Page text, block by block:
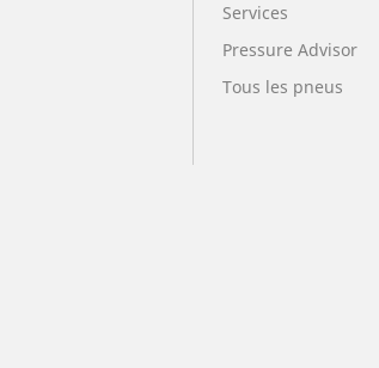
Services
Pressure Advisor
Tous les pneus